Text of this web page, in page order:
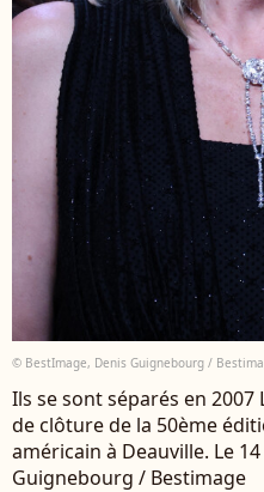
© BestImage, Denis Guignebourg /
Ils se sont séparés en
de clôture de la 50ème
américain à Deauville. Le
Guignebourg / Bestimage